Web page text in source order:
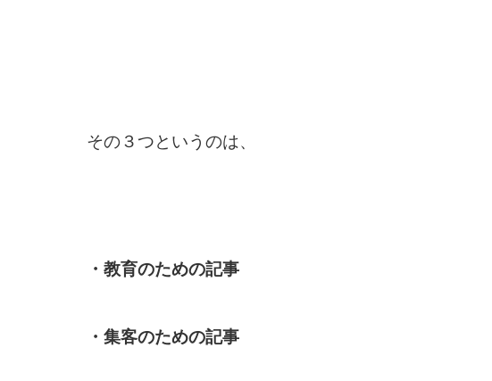
その３つというのは、
・教育のための記事
・集客のための記事